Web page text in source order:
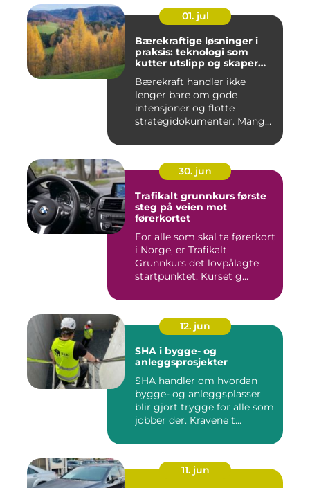
01. jul
Bærekraftige løsninger i
praksis: teknologi som
kutter utslipp og skaper
Bærekraft handler ikke
lenger bare om gode
intensjoner og flotte
strategidokumenter. Mange
30. jun
Trafikalt grunnkurs første
steg på veien mot
førerkortet
For alle som skal ta førerkort
i Norge, er Trafikalt
Grunnkurs det lovpålagte
startpunktet. Kurset g...
12. jun
SHA i bygge- og
anleggsprosjekter
SHA handler om hvordan
bygge- og anleggsplasser
blir gjort trygge for alle som
jobber der. Kravene t...
11. jun